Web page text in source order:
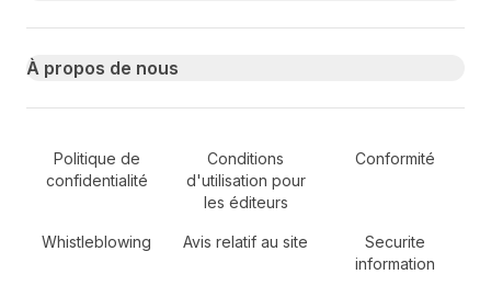
À propos de nous
Secondary Footer Navigation
Politique de
confidentialité
Conditions
d'utilisation pour
les éditeurs
Conformité
Whistleblowing Avis relatif au site
Securite
information